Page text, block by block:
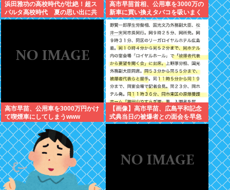
浜田雅功の高校時代が壮絶！超ス
パルタ高校時代 夏の思い出に共
演者衝撃「ええ？」
高市早苗首相、公用車を3000万の
新車に買い換えタバコを吸いまく
っていた
高市早苗、公用車を3000万円かけ
て喫煙車にしてしまうwww
【画像】高市早苗、広島平和記念
式典当日の被爆者との面会を早急
に切り上げた理由は午後から東京